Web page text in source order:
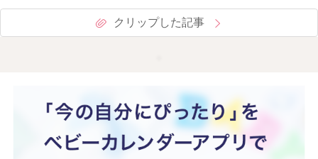
クリップした記事